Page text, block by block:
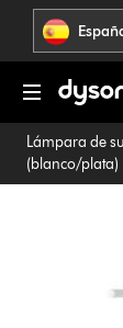
Omitir
navegación
Lámpara de
(blanco/plata)